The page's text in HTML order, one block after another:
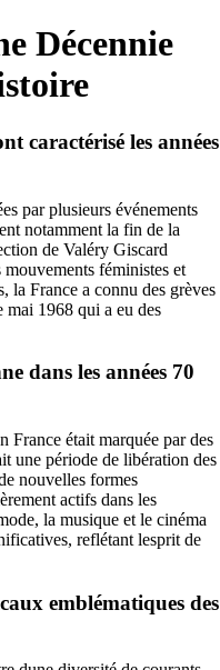
Décennie
caractérisé les années
par plusieurs événements
notamment la fin de la
de Valéry Giscard
féministes et
la France a connu des grèves
mai 1968 qui a eu des
dans les années 70
France était marquée par des
une période de libération des
nouvelles formes
actifs dans les
la musique et le cinéma
reflétant lesprit de
emblématiques des